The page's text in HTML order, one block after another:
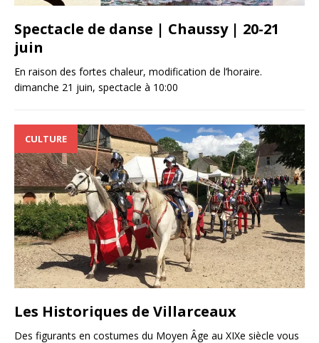
Spectacle de danse | Chaussy | 20-21
juin
En raison des fortes chaleur, modification de l’horaire.
dimanche 21 juin, spectacle à 10:00
CULTURE
Les Historiques de Villarceaux
Des figurants en costumes du Moyen Âge au XIXe siècle vous